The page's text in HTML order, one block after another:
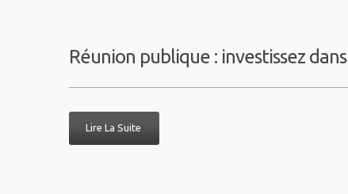
Réunion publique : investissez
Lire La Suite